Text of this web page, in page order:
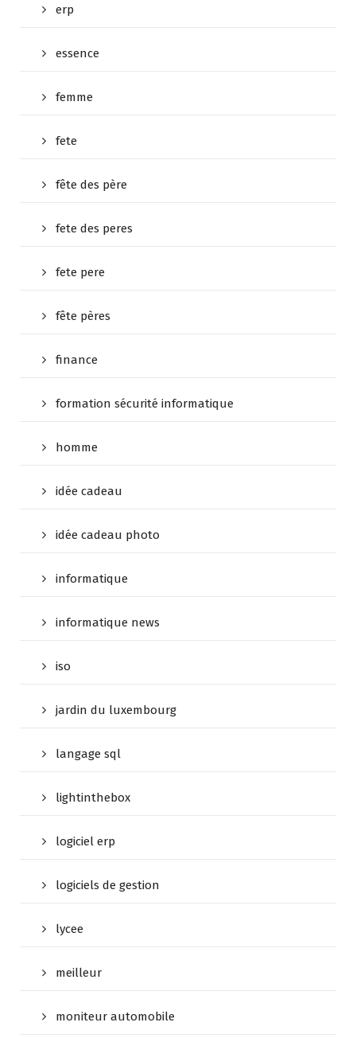
erp
essence
femme
fete
fête des père
fete des peres
fete pere
fête pères
finance
formation sécurité informatique
homme
idée cadeau
idée cadeau photo
informatique
informatique news
iso
jardin du luxembourg
langage sql
lightinthebox
logiciel erp
logiciels de gestion
lycee
meilleur
moniteur automobile